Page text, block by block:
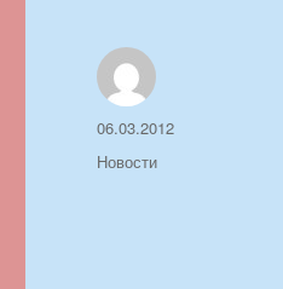
Автор
Опубликовано
06.03.2012
Рубрики
Новости